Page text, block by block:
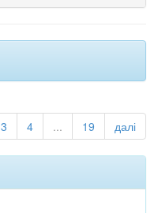
3 4 ... 19 далі